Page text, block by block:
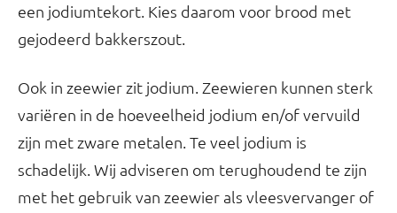
een jodiumtekort. Kies daarom voor brood met
gejodeerd bakkerszout.
Ook in zeewier zit jodium. Zeewieren kunnen sterk
variëren in de hoeveelheid jodium en/of vervuild
zijn met zware metalen. Te veel jodium is
schadelijk. Wij adviseren om terughoudend te zijn
met het gebruik van zeewier als vleesvervanger of